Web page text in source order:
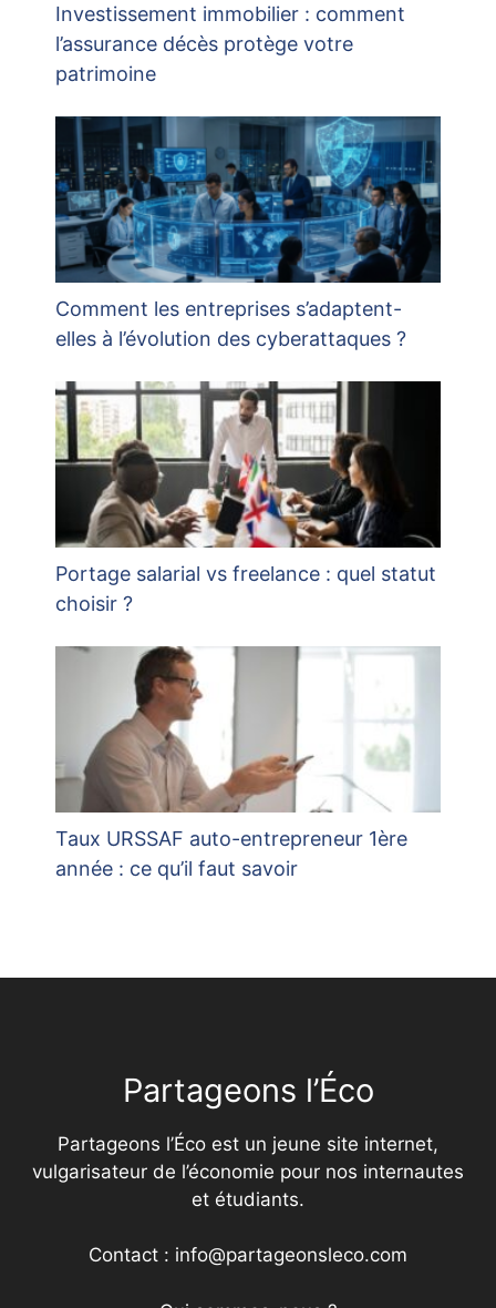
Investissement immobilier : comment
l’assurance décès protège votre
patrimoine
Comment les entreprises s’adaptent-
elles à l’évolution des cyberattaques ?
Portage salarial vs freelance : quel statut
choisir ?
Taux URSSAF auto-entrepreneur 1ère
année : ce qu’il faut savoir
Partageons l’Éco
Partageons l’Éco est un jeune site internet,
vulgarisateur de l’économie pour nos internautes
et étudiants.
Contact : info@partageonsleco.com